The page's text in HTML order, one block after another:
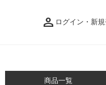
person_filled ログイン・新
商品一覧